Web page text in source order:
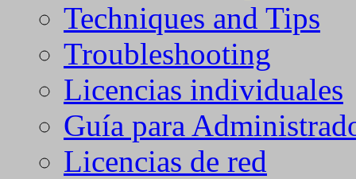
Techniques and Tips
Troubleshooting
Licencias individuales
Guía para
Licencias de red